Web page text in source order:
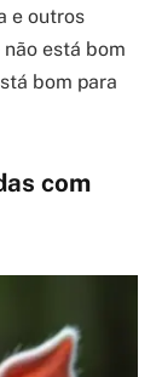
e outros
está bom
bom para
com